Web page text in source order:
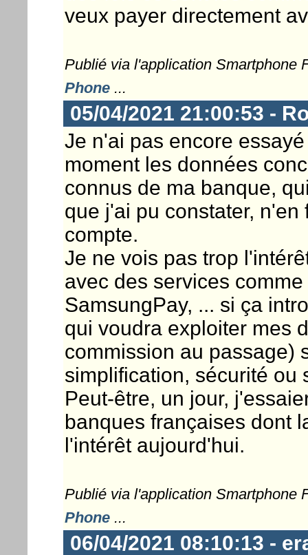
veux payer directement
Publié via l'application Smartphone
Phone...
05/04/2021 21:00:53 -
Je n'ai pas encore
moment les données
connus de ma banque,
que j'ai pu constater,
compte.
Je ne vois pas trop
avec des services
SamsungPay, ... si ça
qui voudra exploiter mes
commission au passage)
simplification, sécurité ou
Peut-être, un jour,
banques françaises dont
l'intérêt aujourd'hui.
Publié via l'application Smartphone
Phone...
06/04/2021 08:10:13 -